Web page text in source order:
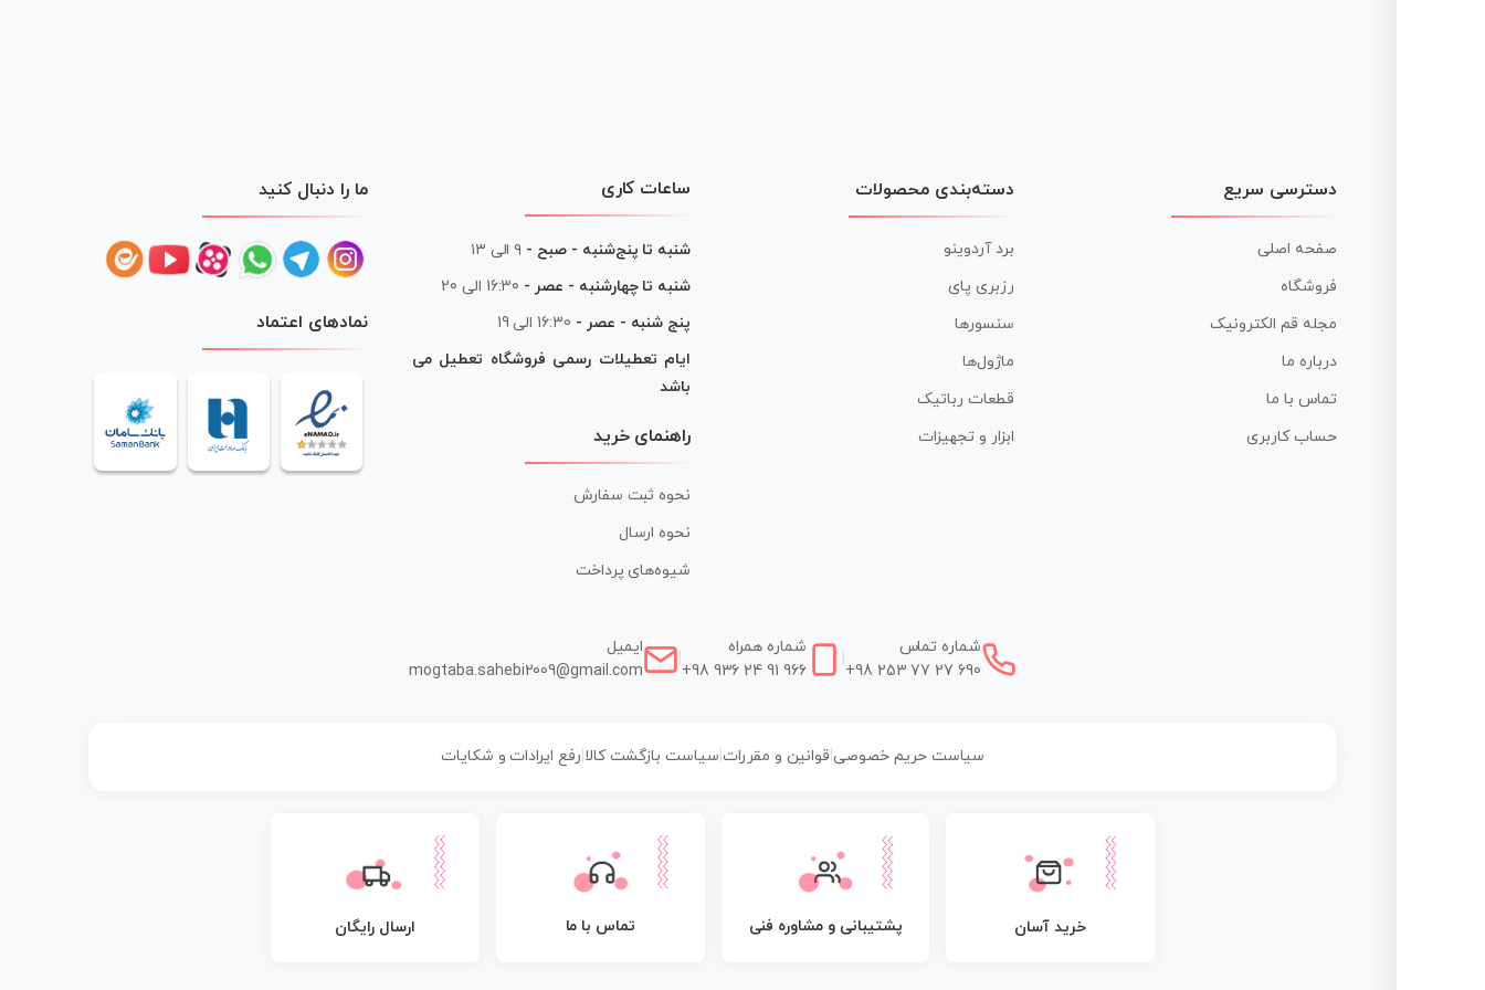
دسترسی سریع
صفحه اصلی
فروشگاه
مجله قم الکترونیک
درباره ما
تماس با ما
حساب کاربری
دسته‌بندی محصولات
برد آردوینو
رزبری پای
سنسورها
ماژول‌ها
قطعات رباتیک
ابزار و تجهیزات
ساعات کاری
شنبه تا پنج‌شنبه - صبح - ۹ الی ۱۳
شنبه تا چهارشنبه - عصر - 16:30 الی 20
پنج شنبه - عصر - 16:30 الی 19
ایام تعطیلات رسمی فروشگاه تعطیل می
باشد
راهنمای خرید
نحوه ثبت سفارش
نحوه ارسال
شیوه‌های پرداخت
ما را دنبال کنید
نمادهای اعتماد
شماره تماس
+98 253 77 27 690
شماره همراه
+98 936 24 91 966
ایمیل
mogtaba.sahebi2009@gmail.com
سیاست حریم خصوصی| قوانین و مقررات سیاست بازگشت کالا رفع ایرادات و شکایات
خرید آسان پشتیبانی و مشاوره فنی تماس با ما ارسال رایگان